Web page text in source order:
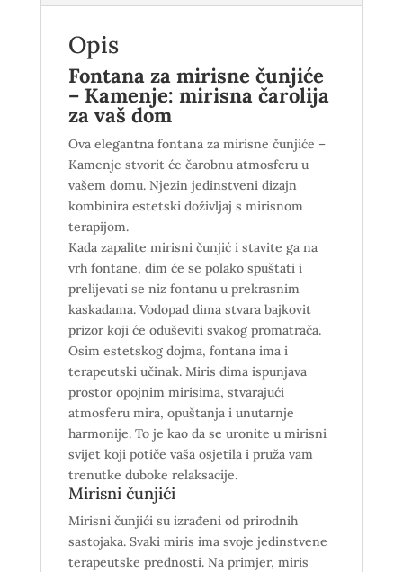
Opis
Fontana za mirisne čunjiće
– Kamenje: mirisna čarolija
za vaš dom
Ova elegantna fontana za mirisne čunjiće –
Kamenje stvorit će čarobnu atmosferu u
vašem domu. Njezin jedinstveni dizajn
kombinira estetski doživljaj s mirisnom
terapijom.
Kada zapalite mirisni čunjić i stavite ga na
vrh fontane, dim će se polako spuštati i
prelijevati se niz fontanu u prekrasnim
kaskadama. Vodopad dima stvara bajkovit
prizor koji će oduševiti svakog promatrača.
Osim estetskog dojma, fontana ima i
terapeutski učinak. Miris dima ispunjava
prostor opojnim mirisima, stvarajući
atmosferu mira, opuštanja i unutarnje
harmonije. To je kao da se uronite u mirisni
svijet koji potiče vaša osjetila i pruža vam
trenutke duboke relaksacije.
Mirisni čunjići
Mirisni čunjići su izrađeni od prirodnih
sastojaka. Svaki miris ima svoje jedinstvene
terapeutske prednosti. Na primjer, miris